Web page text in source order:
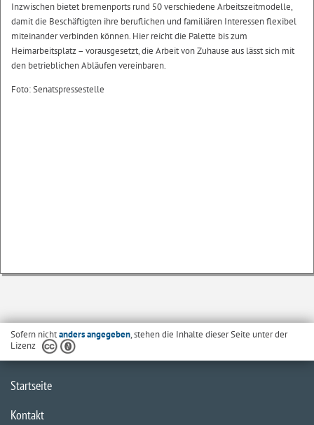
Inzwischen bietet bremenports rund 50 verschiedene Arbeitszeitmodelle,
damit die Beschäftigten ihre beruflichen und familiären Interessen flexibel
miteinander verbinden können. Hier reicht die Palette bis zum
Heimarbeitsplatz – vorausgesetzt, die Arbeit von Zuhause aus lässt sich mit
den betrieblichen Abläufen vereinbaren.
Foto: Senatspressestelle
Sofern nichtanders angegeben, stehen die Inhalte dieser Seite unter der
Lizenz
Startseite
Kontakt